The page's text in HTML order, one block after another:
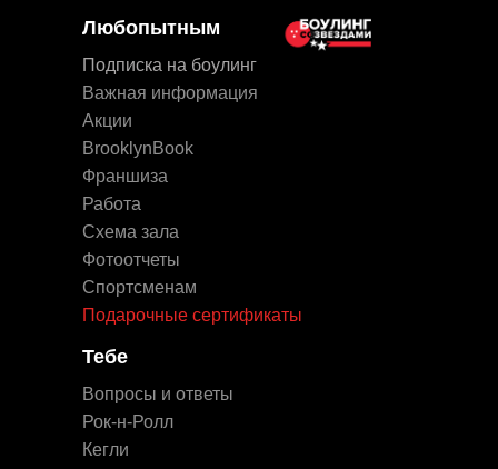
Работа
Кегли
Спортсменам
Фотоотчеты
Рок-н-Ролл
Схема зала
Важная информация
Подписка на боулинг
Франшиза
Подарочные сертификаты
Вопросы и ответы
Акции
Любопытным
Тебе
BrooklynBook